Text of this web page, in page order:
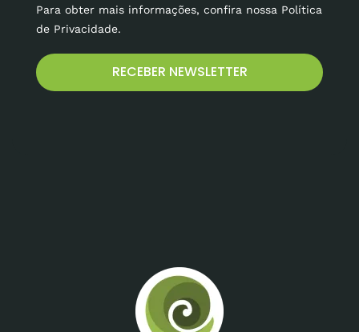
Para obter mais informações, confira nossa Política
de Privacidade.
RECEBER NEWSLETTER